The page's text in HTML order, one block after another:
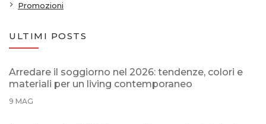
Promozioni
ULTIMI POSTS
Arredare il soggiorno nel 2026: tendenze, colori e
materiali per un living contemporaneo
9 MAG